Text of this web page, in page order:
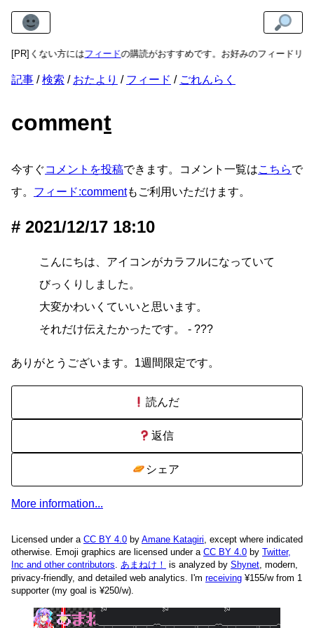
[PR]
したくない方にはフィードの購読がおすすめです。お好みのフィードリ
記事 検索 おたより フィード ごれんらく
comment
今すぐコメントを投稿できます。コメント一覧はこちらで
す。 フィード:commentもご利用いただけます。
2021/12/17 18:10
こんにちは、アイコンがカラフルになっていて
びっくりしました。
大変かわいくていいと思います。
それだけ伝えたかったです。 - ???
ありがとうございます。1週間限定です。
読んだ
返信
シェア
More information...
Licensed under a CC BY 4.0 by Amane Katagiri, except where indicated
otherwise. Emoji graphics are licensed under a CC BY 4.0 by Twitter,
Inc and other contributors. あまねけ！ is analyzed by Shynet, modern,
privacy-friendly, and detailed web analytics. I'm receiving ¥155/w from 1
supporter (my goal is ¥250/w).